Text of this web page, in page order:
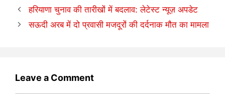
हरियाणा चुनाव की तारीखों में बदलाव: लेटेस्ट न्यूज़ अपडेट
सऊदी अरब में दो प्रवासी मजदूरों की दर्दनाक मौत का मामला
Leave a Comment